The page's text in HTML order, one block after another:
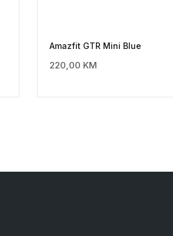
Amazfit GTR Mini Blue
220,00 KM